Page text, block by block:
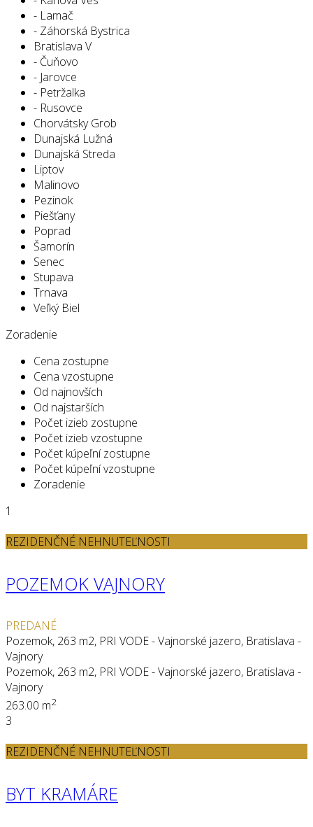
- Lamač
- Záhorská Bystrica
Bratislava V
- Čuňovo
- Jarovce
- Petržalka
- Rusovce
Chorvátsky Grob
Dunajská Lužná
Dunajská Streda
Liptov
Malinovo
Pezinok
Piešťany
Poprad
Šamorín
Senec
Stupava
Trnava
Veľký Biel
Zoradenie
Cena zostupne
Cena vzostupne
Od najnovších
Od najstarších
Počet izieb zostupne
Počet izieb vzostupne
Počet kúpeľní zostupne
Počet kúpeľní vzostupne
Zoradenie
1
REZIDENČNÉ NEHNUTEĽNOSTI
POZEMOK VAJNORY
PREDANÉ
Pozemok, 263 m2, PRI VODE - Vajnorské jazero, Bratislava -
Vajnory
Pozemok, 263 m2, PRI VODE - Vajnorské jazero, Bratislava -
Vajnory
263.00 m2
3
REZIDENČNÉ NEHNUTEĽNOSTI
BYT KRAMÁRE